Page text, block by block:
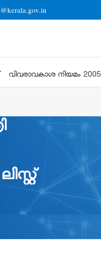
വിവരാവകാശ നിയമം 2005